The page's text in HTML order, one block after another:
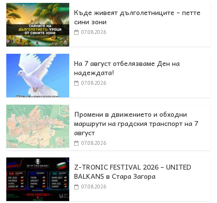
Къде живеят дълголетниците – петте
сини зони
07.08.2026
На 7 август отбелязваме Ден на
надеждата!
07.08.2026
Промени в движението и обходни
маршрути на градския транспорт на 7
август
07.08.2026
Z-TRONIC FESTIVAL 2026 – UNITED
BALKANS в Стара Загора
07.08.2026